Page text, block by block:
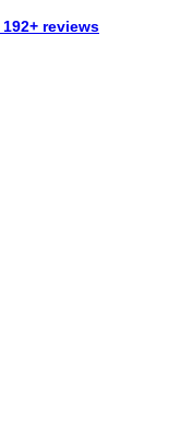
192+ reviews